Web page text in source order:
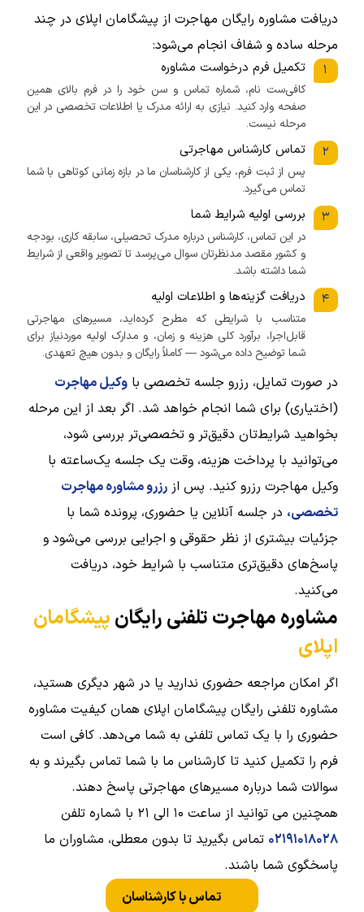
دریافت مشاوره رایگان مهاجرت از پیشگامان اپلای در چند
مرحله ساده و شفاف انجام می‌شود:
۱ تکمیل فرم درخواست مشاوره
کافی‌ست نام، شماره تماس و سن خود را در فرم بالای همین
صفحه وارد کنید. نیازی به ارائه مدرک یا اطلاعات تخصصی در این
مرحله نیست.
۲ تماس کارشناس مهاجرتی
پس از ثبت فرم، یکی از کارشناسان ما در بازه زمانی کوتاهی با شما
تماس می‌گیرد.
۳ بررسی اولیه شرایط شما
در این تماس، کارشناس درباره مدرک تحصیلی، سابقه کاری، بودجه
و کشور مقصد مدنظرتان سوال می‌پرسد تا تصویر واقعی از شرایط
شما داشته باشد.
۴ دریافت گزینه‌ها و اطلاعات اولیه
متناسب با شرایطی که مطرح کرده‌اید، مسیرهای مهاجرتی
قابل‌اجرا، برآورد کلی هزینه و زمان، و مدارک اولیه موردنیاز برای
شما توضیح داده می‌شود — کاملاً رایگان و بدون هیچ تعهدی.
در صورت تمایل، رزرو جلسه تخصصی باوکیل مهاجرت
(اختیاری) برای شما انجام خواهد شد. اگر بعد از این مرحله
بخواهید شرایط‌تان دقیق‌تر و تخصصی‌تر بررسی شود،
می‌توانید با پرداخت هزینه، وقت یک جلسه یک‌ساعته با
وکیل مهاجرت رزرو کنید. پس ازرزرو مشاوره مهاجرت
تخصصی، در جلسه آنلاین یا حضوری، پرونده شما با
جزئیات بیشتری از نظر حقوقی و اجرایی بررسی می‌شود و
پاسخ‌های دقیق‌تری متناسب با شرایط خود، دریافت
می‌کنید.
مشاوره مهاجرت تلفنی رایگانپیشگامان
اپلای
اگر امکان مراجعه حضوری ندارید یا در شهر دیگری هستید،
مشاوره تلفنی رایگان پیشگامان اپلای همان کیفیت مشاوره
حضوری را با یک تماس تلفنی به شما می‌دهد. کافی است
فرم را تکمیل کنید تا کارشناس ما با شما تماس بگیرند و به
سوالات شما درباره مسیرهای مهاجرتی پاسخ دهند.
همچنین می توانید از ساعت ۱۰ الی ۲۱ با شماره تلفن
۰۲۱۹۱۰۱۸۰۲۸ تماس بگیرید تا بدون معطلی، مشاوران ما
پاسخگوی شما باشند.
تماس با کارشناسان